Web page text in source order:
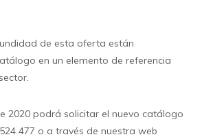
de esta oferta están
en un elemento de referencia
2020 podrá solicitar el nuevo catálogo
477 o a través de nuestra web